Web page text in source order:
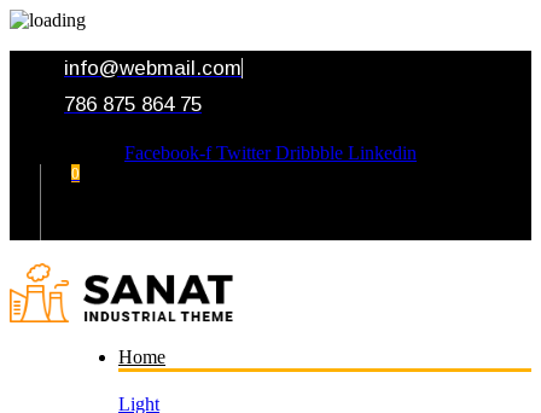
info@webmail.com
786 875 864 75
Facebook-f Twitter Dribbble Linkedin
0
Home
Light